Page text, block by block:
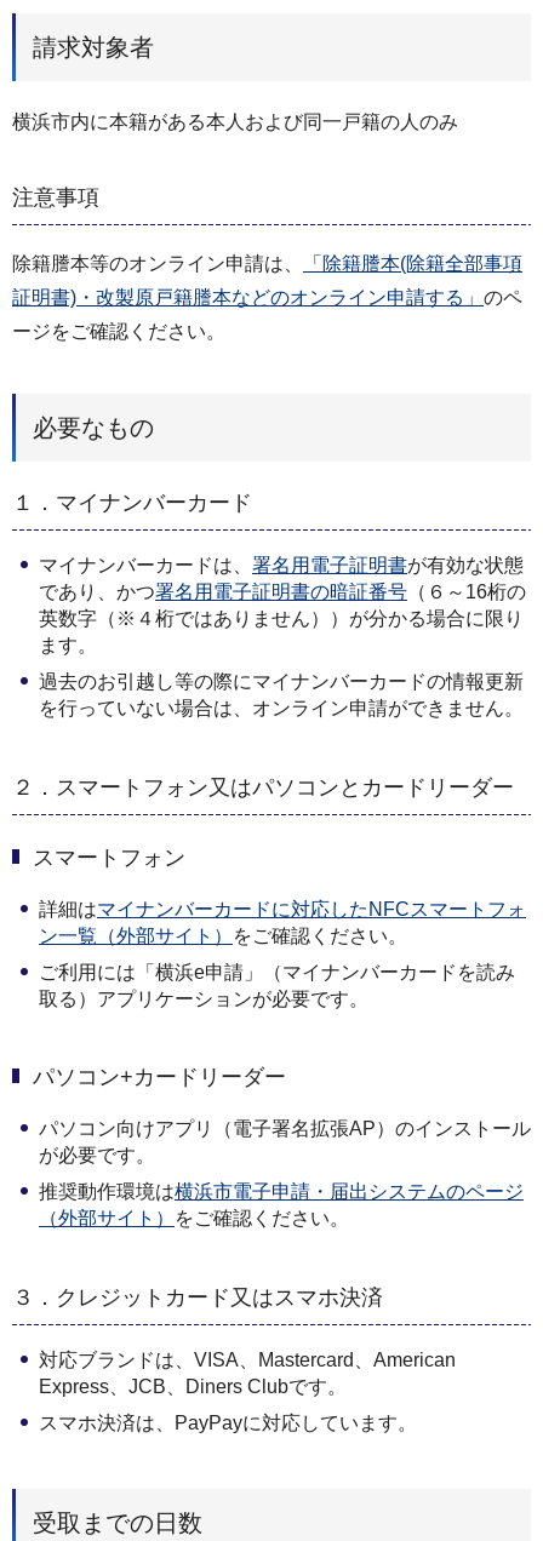
請求対象者
横浜市内に本籍がある本人および同一戸籍の人のみ
注意事項
除籍謄本等のオンライン申請は、
「除籍謄本(除籍全部事項
証明書)・改製原戸籍謄本などのオンライン申請する」 のペ
ージをご確認ください。
必要なもの
１．マイナンバーカード
マイナンバーカードは、 署名用電子証明書が有効な状態
であり、かつ署名用電子証明書の暗証番号 （６～16桁の
英数字（※４桁ではありません））が分かる場合に限り
ます。
過去のお引越し等の際にマイナンバーカードの情報更新
を行っていない場合は、オンライン申請ができません。
２．スマートフォン又はパソコンとカードリーダー
スマートフォン
詳細はマイナンバーカードに対応したNFCスマートフォ
ン一覧（外部サイト）
をご確認ください。
ご利用には「横浜e申請」（マイナンバーカードを読み
取る）アプリケーションが必要です。
パソコン+カードリーダー
パソコン向けアプリ（電子署名拡張AP）のインストール
が必要です。
推奨動作環境は横浜市電子申請・届出システムのページ
（外部サイト）
をご確認ください。
３．クレジットカード又はスマホ決済
対応ブランドは、VISA、Mastercard、American
Express、JCB、Diners Clubです。
スマホ決済は、PayPayに対応しています。
受取までの日数